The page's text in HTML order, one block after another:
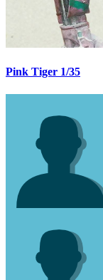
Pink Tiger 1/35